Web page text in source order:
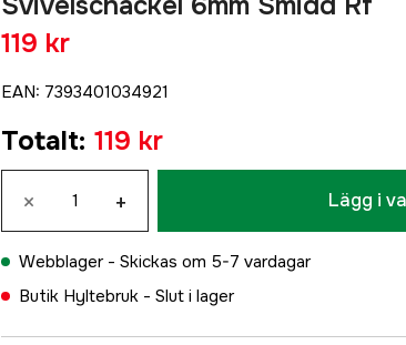
119 kr
EAN: 7393401034921
Totalt: 119 kr
× + Lägg i
Webblager - Skickas om 5-7 vardagar
Butik Hyltebruk - Slut i lager